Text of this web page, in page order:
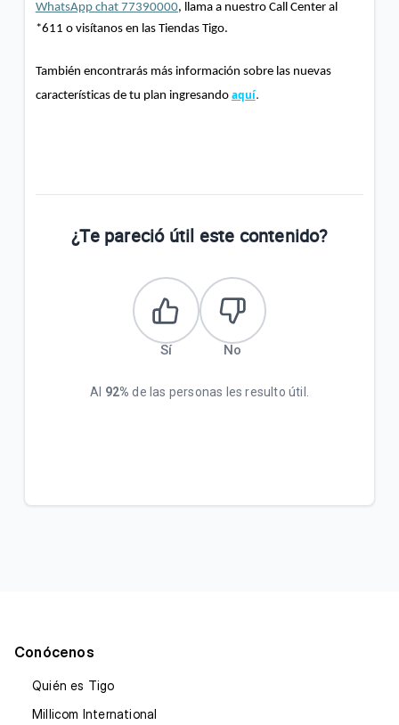
WhatsApp chat 77390000, llama a nuestro CallCenter al
*611 o visítanos en las Tiendas Tigo.
También encontrarás más información sobre las nuevas
características de tu plan ingresando aquí.
¿Te pareció útil este contenido?
Sí No
Al 92% de las personas les resulto útil.
Conócenos
Quién es Tigo
Millicom International